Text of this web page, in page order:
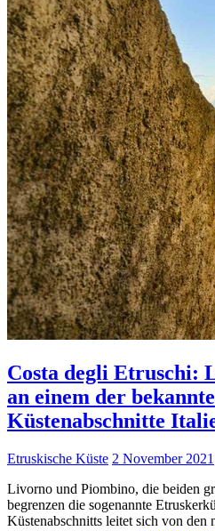
Costa degli Etruschi:
an einem der
Küstenabschnitte
Etruskische Küste 2 November 2021
Livorno und Piombino, die beiden
begrenzen die sogenannte
Küstenabschnitts leitet sich von den